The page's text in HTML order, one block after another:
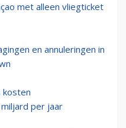
met alleen vliegticket
en annuleringen in
kosten
per jaar